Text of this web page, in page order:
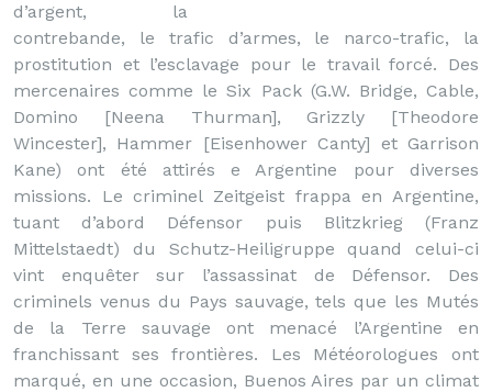
d’argent, la
contrebande, le trafic d’armes, le narco-trafic, la
prostitution et l’esclavage pour le travail forcé. Des
mercenaires comme le Six Pack (G.W. Bridge, Cable,
Domino [Neena Thurman], Grizzly [Theodore
Wincester], Hammer [Eisenhower Canty] et Garrison
Kane) ont été attirés e Argentine pour diverses
missions. Le criminel Zeitgeist frappa en Argentine,
tuant d’abord Défensor puis Blitzkrieg (Franz
Mittelstaedt) du Schutz-Heiligruppe quand celui-ci
vint enquêter sur l’assassinat de Défensor. Des
criminels venus du Pays sauvage, tels que les Mutés
de la Terre sauvage ont menacé l’Argentine en
franchissant ses frontières. Les Météorologues ont
marqué, en une occasion, Buenos Aires par un climat